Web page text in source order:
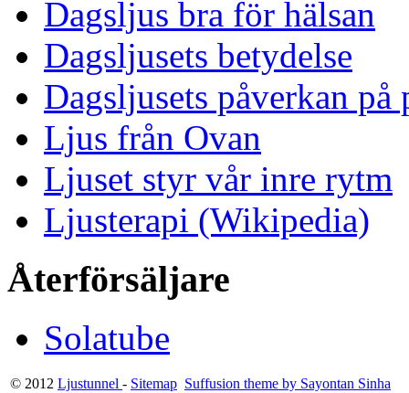
Dagsljus bra för hälsan
Dagsljusets betydelse
Dagsljusets påverkan på
Ljus från Ovan
Ljuset styr vår inre rytm
Ljusterapi (Wikipedia)
Återförsäljare
Solatube
© 2012 Ljustunnel - Sitemap Suffusion theme by Sayontan Sinha